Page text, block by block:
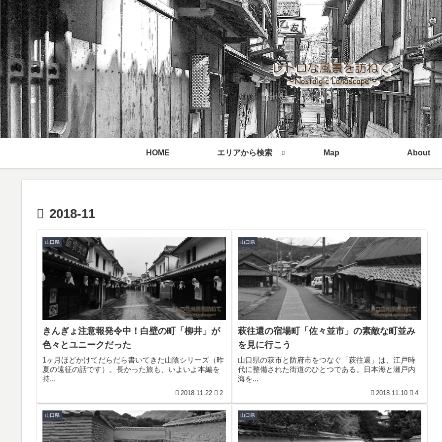
HOME エリアから検索 Map About
2018-11
山口県
きんぎょ注意報発令中！白壁の町「柳井」が
色々とユニークだった
1ヶ月ほどかけてだらだら書いてきた山陰シリーズ（昨
夏の遠征の話です）。長かった旅も、いよいよ本編を
持...
2018.11.22 2
山口県
萩往還の宿場町「佐々並市」の素敵な町並み
を見に行こう
山口県の萩市と防府市をつなぐ「萩往還」は、江戸時
代に整備された街道のひとつである。日本海と瀬戸内
海を...
2018.11.10 4
山口県 山口県